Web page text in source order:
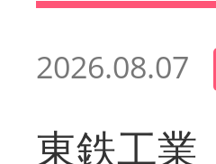
2026.08.07
東鉄工